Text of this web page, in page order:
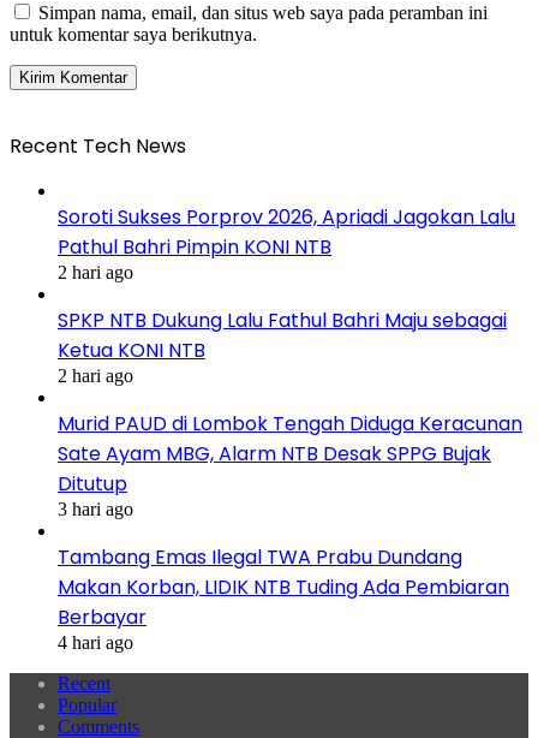
Simpan nama, email, dan situs web saya pada peramban ini
untuk komentar saya berikutnya.
Recent Tech News
Soroti Sukses Porprov 2026, Apriadi Jagokan Lalu
Pathul Bahri Pimpin KONI NTB
2 hari ago
SPKP NTB Dukung Lalu Fathul Bahri Maju sebagai
Ketua KONI NTB
2 hari ago
Murid PAUD di Lombok Tengah Diduga Keracunan
Sate Ayam MBG, Alarm NTB Desak SPPG Bujak
Ditutup
3 hari ago
Tambang Emas Ilegal TWA Prabu Dundang
Makan Korban, LIDIK NTB Tuding Ada Pembiaran
Berbayar
4 hari ago
Recent
Popular
Comments